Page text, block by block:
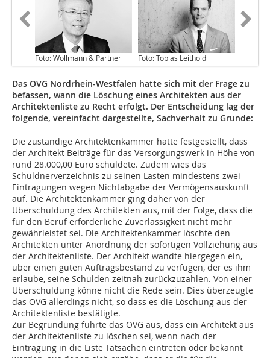
Foto: Wollmann & Partner Foto: Tobias Leithold
Das OVG Nordrhein-Westfalen hatte sich mit der Frage zu
befassen, wann die Löschung eines Architekten aus der
Architektenliste zu Recht erfolgt. Der Entscheidung lag der
folgende, vereinfacht dargestellte, Sachverhalt zu Grunde:
Die zuständige Architektenkammer hatte festgestellt, dass
der Architekt Beiträge für das Versorgungswerk in Höhe von
rund 28.000,00 Euro schuldete. Zudem wies das
Schuldnerverzeichnis zu seinen Lasten mindestens zwei
Eintragungen wegen Nichtabgabe der Vermögensauskunft
auf. Die Architektenkammer ging daher von der
Überschuldung des Architekten aus, mit der Folge, dass die
für den Beruf erforderliche Zuverlässigkeit nicht mehr
gewährleistet sei. Die Architektenkammer löschte den
Architekten unter Anordnung der sofortigen Vollziehung aus
der Architektenliste. Der Architekt wandte hiergegen ein,
über einen guten Auftragsbestand zu verfügen, der es ihm
erlaube, seine Schulden zeitnah zurückzuzahlen. Von einer
Überschuldung könne nicht die Rede sein. Dies überzeugte
das OVG allerdings nicht, so dass es die Löschung aus der
Architektenliste bestätigte.
Zur Begründung führte das OVG aus, dass ein Architekt aus
der Architektenliste zu löschen sei, wenn nach der
Eintragung in die Liste Tatsachen eintreten oder bekannt